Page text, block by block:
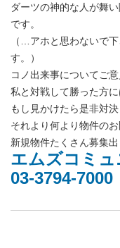
ダーツの神的な人が舞
です。
（…アホと思わないで
す。）
コノ出来事についてご
私と対戦して勝った方
もし見かけたら是非対
それより何より物件の
新規物件たくさん募集
エムズコミ
03-3794-7000